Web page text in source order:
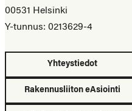
00531 Helsinki
Y-tunnus: 0213629-4
Yhteystiedot
Rakennusliiton eAsiointi